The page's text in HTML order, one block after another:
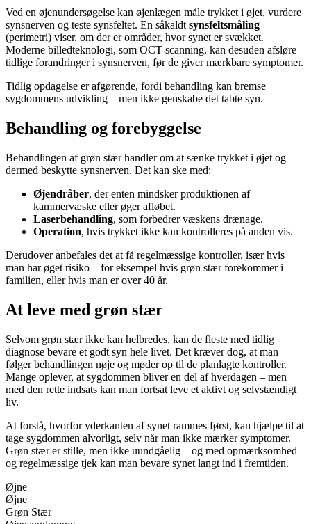
Ved en øjenundersøgelse kan øjenlægen måle trykket i øjet, vurdere
synsnerven og teste synsfeltet. En såkaldt synsfeltsmåling
(perimetri) viser, om der er områder, hvor synet er svækket.
Moderne billedteknologi, som OCT-scanning, kan desuden afsløre
tidlige forandringer i synsnerven, før de giver mærkbare symptomer.
Tidlig opdagelse er afgørende, fordi behandling kan bremse
sygdommens udvikling – men ikke genskabe det tabte syn.
Behandling og forebyggelse
Behandlingen af grøn stær handler om at sænke trykket i øjet og
dermed beskytte synsnerven. Det kan ske med:
Øjendråber, der enten mindsker produktionen af
kammervæske eller øger afløbet.
Laserbehandling, som forbedrer væskens drænage.
Operation, hvis trykket ikke kan kontrolleres på anden vis.
Derudover anbefales det at få regelmæssige kontroller, især hvis
man har øget risiko – for eksempel hvis grøn stær forekommer i
familien, eller hvis man er over 40 år.
At leve med grøn stær
Selvom grøn stær ikke kan helbredes, kan de fleste med tidlig
diagnose bevare et godt syn hele livet. Det kræver dog, at man
følger behandlingen nøje og møder op til de planlagte kontroller.
Mange oplever, at sygdommen bliver en del af hverdagen – men
med den rette indsats kan man fortsat leve et aktivt og selvstændigt
liv.
At forstå, hvorfor yderkanten af synet rammes først, kan hjælpe til at
tage sygdommen alvorligt, selv når man ikke mærker symptomer.
Grøn stær er stille, men ikke uundgåelig – og med opmærksomhed
og regelmæssige tjek kan man bevare synet langt ind i fremtiden.
Øjne
Øjne
Grøn Stær